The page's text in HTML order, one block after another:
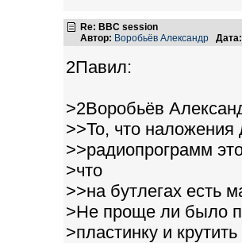
Re: BBC session
Автор: Воробьёв Александр Дата:
2Павил:
>2Воробьёв
>>То, что наложения
>>радиопрограмм
>что
>>на бутлегах есть
>Не проще ли было
>пластинку и